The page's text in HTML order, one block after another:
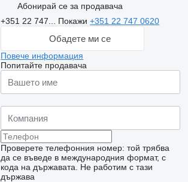
Абонирай се за продавача
+351 22 747... Покажи+351 22 747 0620
Обадете ми се
Повече информация
Попитайте продавача
Проверете телефонния номер: той трябва
да се въведе в международния формат, с
кода на държавата.
Не работим с тази
държава